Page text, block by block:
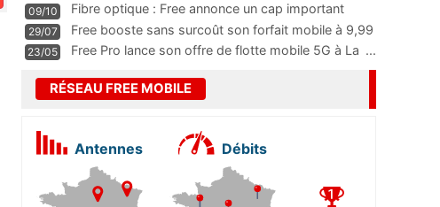
09/10
Fibre optique : Free annonce un cap important
pass
...
29/07
Free booste sans surcoût son forfait mobile à 9,99
23/05 Free Pro lance son offre de flotte mobile 5G à La ...
RÉSEAU FREE MOBILE
Antennes Débits